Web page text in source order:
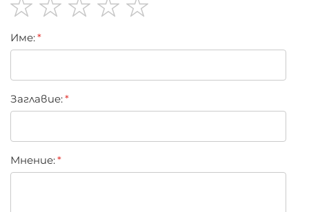
star
stars
stars
stars
stars
Име:
Заглавиe:
Мнение: